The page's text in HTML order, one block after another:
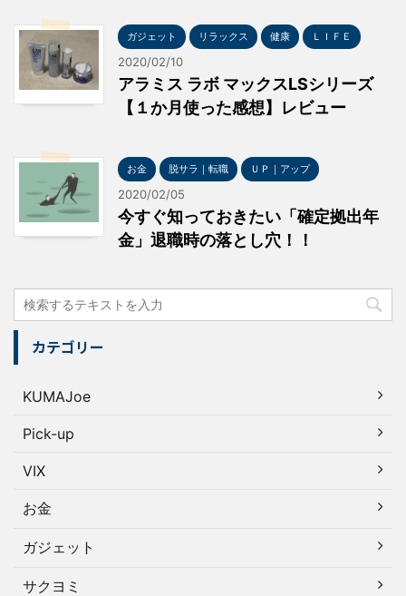
ガジェット リラックス 健康 ＬＩＦＥ
2020/02/10
アラミス ラボ マックスLSシリーズ
【１か月使った感想】レビュー
お金 脱サラ｜転職 ＵＰ｜アップ
2020/02/05
今すぐ知っておきたい「確定拠出年
金」退職時の落とし穴！！
カテゴリー
KUMAJoe
Pick-up
VIX
お金
ガジェット
サクヨミ